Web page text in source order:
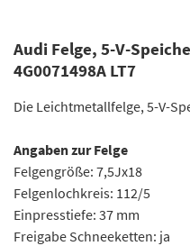
Audi Felge, 5-V-
4G0071498A LT7
Die Leichtmetallfelge, 5-V-
Angaben zur Felge
Felgengröße: 7,5Jx18
Felgenlochkreis: 112/5
Einpresstiefe: 37 mm
Freigabe Schneeketten: ja